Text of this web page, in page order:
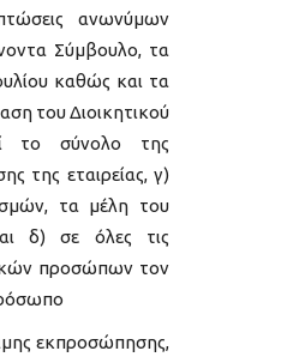
ανωνύμων
Σύμβουλο, τα
καθώς και τα
του Διοικητικού
το σύνολο της
της εταιρείας, γ)
τα μέλη του
δ) σε όλες τις
προσώπων τον
εκπροσώπησης,